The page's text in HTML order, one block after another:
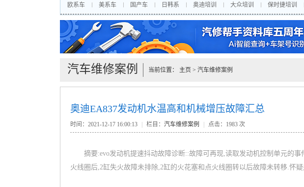
欧系车 美系车 国产车 日韩系 奥迪培训 大众培训 保时捷培训
汽车维修案例 当前位置： 主页 > 汽车维修案例
奥迪EA837发动机水温高和机械增压故障汇总
时间：2021-12-17 16:00:13 栏目： 汽车维修案例 点击： 1983 次
摘要:evo发动机提速抖动故障诊断::故障可再现,读取发动机控制单元的
火线圈后,2缸失火故障未排除,2缸的火花塞和点火线圈转以后故障未转移.